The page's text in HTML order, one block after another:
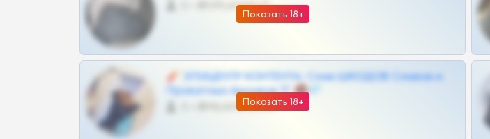
Показать 18+
@OPLATAPODPSK1BOT
Показать 18+
🧨 ЭПИЦЕНТР КОНТЕНТА: Слив ШКОДОВ Сливов и
Приватных Архивов ТГ 🔞💎
@MILKPRIVATES39BOT